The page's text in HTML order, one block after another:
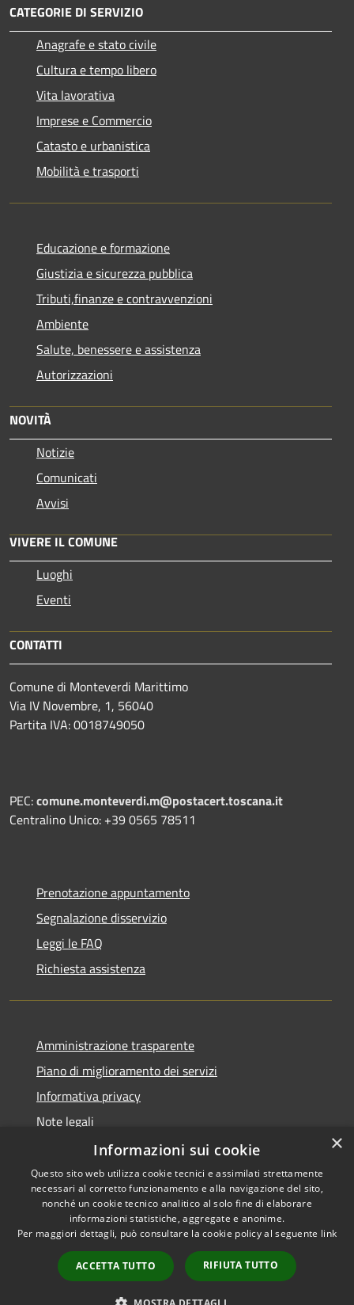
CATEGORIE DI SERVIZIO
Anagrafe e stato civile
Cultura e tempo libero
Vita lavorativa
Imprese e Commercio
Catasto e urbanistica
Mobilità e trasporti
Educazione e formazione
Giustizia e sicurezza pubblica
Tributi,finanze e contravvenzioni
Ambiente
Salute, benessere e assistenza
Autorizzazioni
NOVITÀ
Notizie
Comunicati
Avvisi
VIVERE IL COMUNE
Luoghi
Eventi
CONTATTI
Comune di Monteverdi Marittimo
Via IV Novembre, 1, 56040
Partita IVA: 0018749050
PEC:comune.monteverdi.m@postacert.toscana.it
Centralino Unico: +39 0565 78511
Prenotazione appuntamento
Segnalazione disservizio
Leggi le FAQ
Richiesta assistenza
Amministrazione trasparente
Piano di miglioramento dei servizi
Informativa privacy
Note legali
Dichiarazione di accessibilità
RSS
Accessibilità
Copyright © 2026 • Comune di
Powered byMunicipium
Accesso redazione
×
Informazioni sui cookie
Questo sito web utilizza cookie tecnici e assimilati strettamente
necessari al corretto funzionamento e alla navigazione del sito,
nonché un cookie tecnico analitico al solo fine di elaborare
informazioni statistiche, aggregate e anonime.
Per maggiori dettagli, può consultare la cookie policy al seguente link
ACCETTA TUTTO RIFIUTA TUTTO